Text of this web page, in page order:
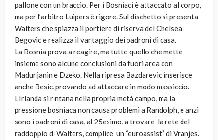
pallone con un braccio. Per i Bosniaci è attaccato al corpo,
ma per l’arbitro Luipers è rigore. Sul dischetto si presenta
Walters che spiazza il portiere di riserva del Chelsea
Begovic e realizza il vantaggio dei padroni di casa.
La Bosnia prova a reagire, ma tutto quello che mette
insieme sono alcune conclusioni da fuori area con
Madunjanin e Dzeko. Nella ripresa Bazdarevic inserisce
anche Besic, provando ad attaccare in modo massiccio.
L’Irlanda si rintana nella propria metà campo, ma la
pressione bosniaca non causa problemi a Randolph, e anzi
sono i padroni di casa, al 25esimo, a trovare la rete del
raddoppio di Walters, complice un “euroassist” di Vranjes.